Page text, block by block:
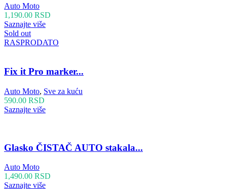
Auto Moto
1,190.00 RSD
Saznajte više
Sold out
RASPRODATO
Fix it Pro marker...
Auto Moto, Sve za kuću
590.00 RSD
Saznajte više
Glasko ČISTAČ AUTO stakala...
Auto Moto
1,490.00 RSD
Saznajte više